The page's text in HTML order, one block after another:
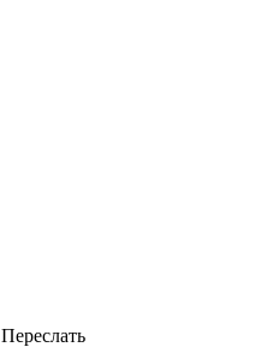
Переслать